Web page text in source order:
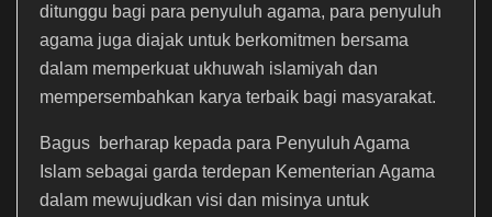
ditunggu bagi para penyuluh agama, para penyuluh
agama juga diajak untuk berkomitmen bersama
dalam memperkuat ukhuwah islamiyah dan
mempersembahkan karya terbaik bagi masyarakat.
Bagus berharap kepada para Penyuluh Agama
Islam sebagai garda terdepan Kementerian Agama
dalam mewujudkan visi dan misinya untuk